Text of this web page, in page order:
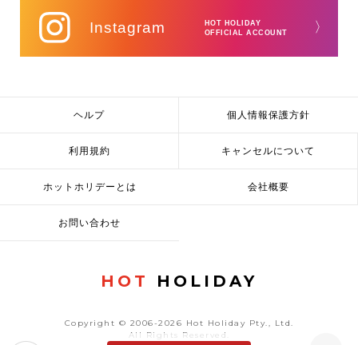
Instagram
HOT HOLIDAY
OFFICIAL ACCOUNT
〉
ヘルプ 個人情報保護方針
利用規約 キャンセルについて
ホットホリデーとは 会社概要
お問い合わせ
HOT HOLIDAY
Copyright © 2006-2026 Hot Holiday Pty., Ltd.
All Rights Reserved.